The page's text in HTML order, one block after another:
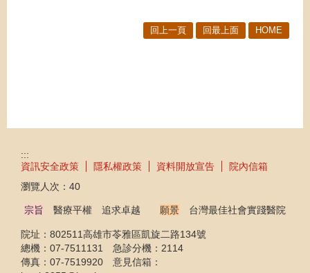
回上一頁 回最上面 HOME
:::
資訊安全政策
隱私權政策 資料開放宣告
院內信箱
瀏覽人次： 40
宗旨 醫療平權 追求卓越 願景 台灣最佳社會實踐醫院
院址：802511高雄市苓雅區凱旋二路134號
總機：07-7511131 急診分機：2114
傳真：07-7519920 意見信箱：